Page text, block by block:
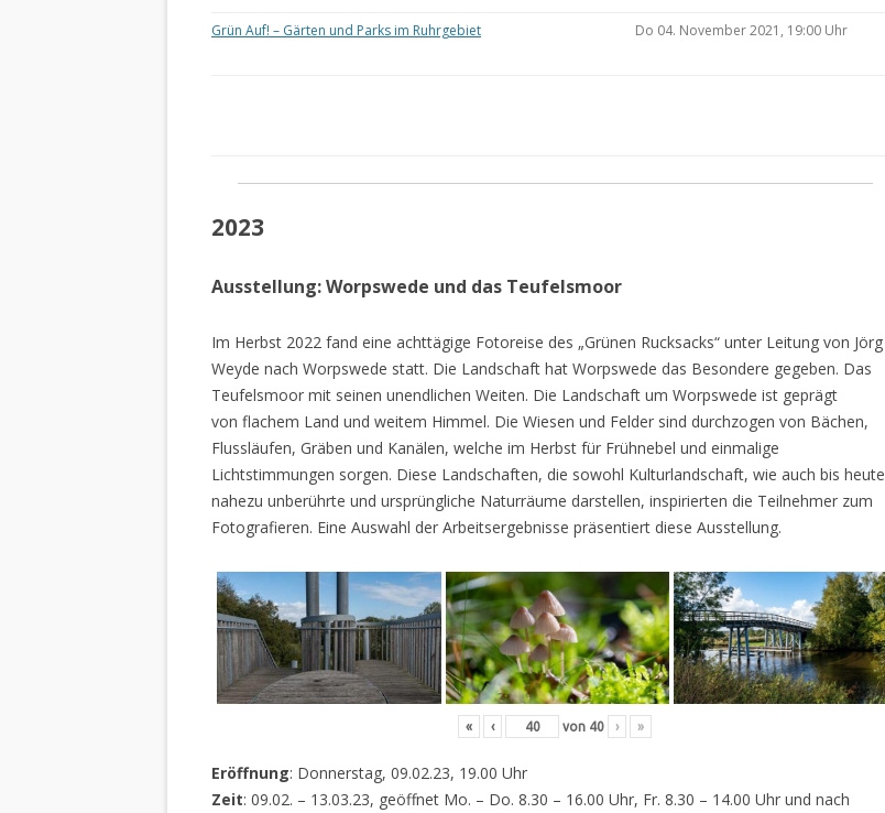
Grün Auf! – Gärten und Parks im Ruhrgebiet Do 04. November 2021, 19:00 Uhr
2023
Ausstellung: Worpswede und das Teufelsmoor
Im Herbst 2022 fand eine achttägige Fotoreise des „Grünen Rucksacks“ unter Leitung von Jörg
Weyde nach Worpswede statt. Die Landschaft hat Worpswede das Besondere gegeben. Das
Teufelsmoor mit seinen unendlichen Weiten. Die Landschaft um Worpswede ist geprägt
von flachem Land und weitem Himmel. Die Wiesen und Felder sind durchzogen von Bächen,
Flussläufen, Gräben und Kanälen, welche im Herbst für Frühnebel und einmalige
Lichtstimmungen sorgen. Diese Landschaften, die sowohl Kulturlandschaft, wie auch bis heute
nahezu unberührte und ursprüngliche Naturräume darstellen, inspirierten die Teilnehmer zum
Fotografieren. Eine Auswahl der Arbeitsergebnisse präsentiert diese Ausstellung.
« ‹ von 40 › »
Eröffnung: Donnerstag, 09.02.23, 19.00 Uhr
Zeit: 09.02. – 13.03.23, geöffnet Mo. – Do. 8.30 – 16.00 Uhr, Fr. 8.30 – 14.00 Uhr und nach